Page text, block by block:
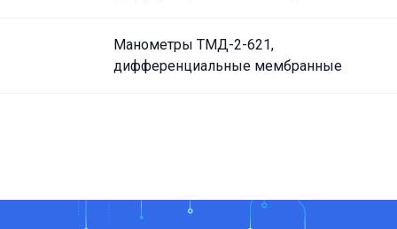
Манометры ТМД-2-621,
дифференциальные мембранные